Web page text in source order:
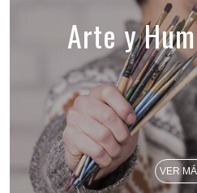
Arte y
VER